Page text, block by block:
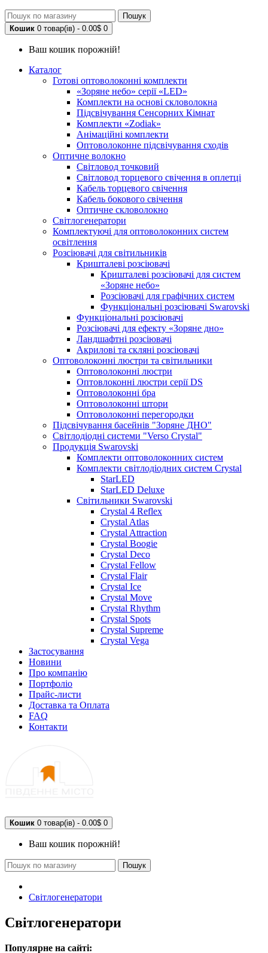
Пошук
Кошик 0 товар(ів) - 0.00$ 0
Ваш кошик порожній!
Каталог
Готові оптоволоконні комплекти
«Зоряне небо» серії «LED»
Комплекти на основі скловолокна
Підсвічування Сенсорних Кімнат
Комплекти «Zodiak»
Анімаційні комплекти
Оптоволоконне підсвічування сходів
Оптичне волокно
Світловод точковий
Світловод торцевого свічення в оплетці
Кабель торцевого свічення
Кабель бокового свічення
Оптичне скловолокно
Світлогенератори
Комплектуючі для оптоволоконних систем
освітлення
Розсіювачі для світильників
Кришталеві розсіювачі
Кришталеві розсіювачі для систем
«Зоряне небо»
Розсіювачі для графічних систем
Функціональні розсіювачі Swarovski
Функціональні розсіювачі
Розсіювачі для ефекту «Зоряне дно»
Ландшафтні розсіювачі
Акрилові та скляні розсіювачі
Оптоволоконні люстри та світильники
Оптоволоконні люстри
Оптовлоконні люстри серії DS
Оптоволоконні бра
Оптоволоконні штори
Оптоволоконні перегородки
Підсвічування басейнів "Зоряне ДНО"
Світлодіодні системи "Verso Crystal"
Продукція Swarovski
Комплекти оптоволоконних систем
Комплекти світлодіодних систем Crystal
StarLED
StarLED Deluxe
Світильники Swarovski
Crystal 4 Reflex
Crystal Atlas
Crystal Attraction
Crystal Boogie
Crystal Deco
Crystal Fellow
Crystal Flair
Crystal Ice
Crystal Move
Crystal Rhythm
Crystal Spots
Crystal Supreme
Crystal Vega
Застосування
Новини
Про компанію
Портфоліо
Прайс-листи
Доставка та Оплата
FAQ
Контакти
Кошик 0 товар(ів) - 0.00$ 0
Ваш кошик порожній!
Пошук
Світлогенератори
Світлогенератори
Популярне на сайті: